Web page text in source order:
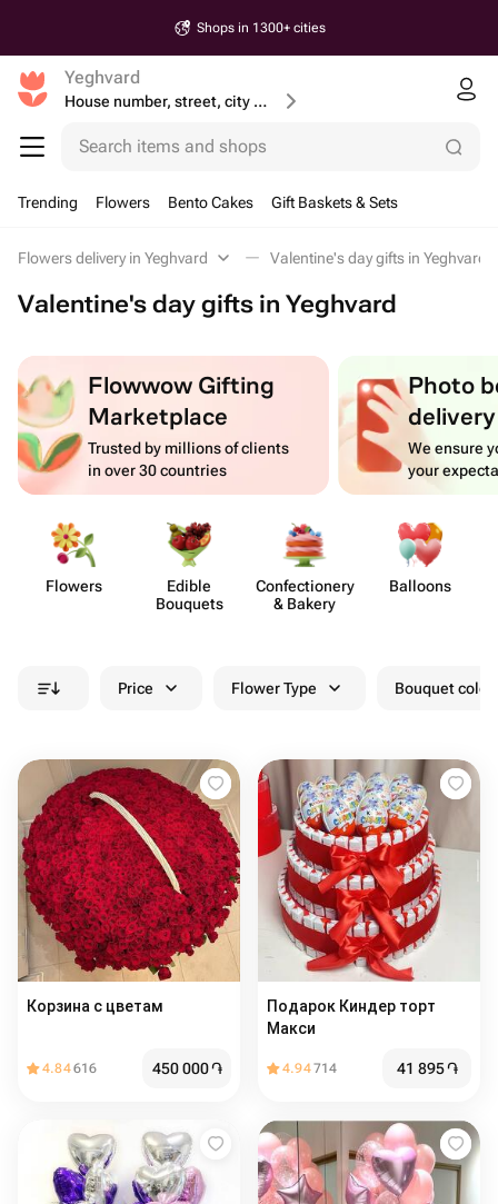
Shops in 1300+ cities
Yeghvard
House number, street, city or postcode
Search items and shops
Trending Flowers Bento Cakes Gift Baskets & Sets
Flowers delivery in Yeghvard Valentine's day gifts in Yeghvard
Valentine's day gifts in Yeghvard
Flowwow Gifting
Marketplace
Trusted by millions of clients
in over 30 countries
Photo
delivery
We ensure
your
Flowers
Edible
Bouquets
Confect​ionery
& Bakery
Balloons
Price Flower Type Bouquet
Корзина с цветам
4.84616 450 000֏
Подарок Киндер торт
Макси
4.94714 41 895֏